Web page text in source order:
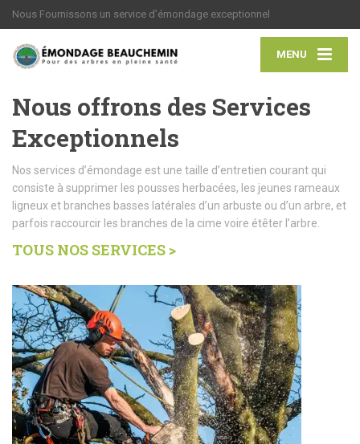
Nous Fournissons un service d’émondage exceptionnel
MENU
Nous offrons des Services
Exceptionnels
Nos services d’émondage est une taille d’entretien courant qui
consiste à supprimer les pousses herbacées, les jeunes rameaux
ligneux et branches basses latérales d’un arbuste ou d’un arbre, et
parfois raccourcir les branches de la cime voire étêter l’arbre.
TOUS NOS SERVICES >